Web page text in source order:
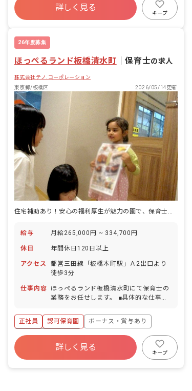
寮・住宅・家賃補助あり
社会保険完備
昇給昇進あり
詳しく見る
キープ
26年度募集
ほっぺるランド板橋清水町 ｜保育士の求人
株式会社テノ.コーポレーション
東京都/板橋区
2026/05/14更新
給与 月給265,000円 ~ 334,700円
休日 年間休日120日以上
アクセス
都営三田線「板橋本町駅」Ａ2出口より
徒歩3分
仕事内容
ほっぺるランド板橋清水町にて保育士の
業務をお任せします。 ■具体的な仕事内
帳、お知らせなどの記入（2025年に保
育・教育施設向けの業務支援ツール導
入） ・異年齢活動 ・運動や遊び、製作
活動のサポート ・午睡チェック ・保護
者対応 ・行事の計画、運営
正社員 認可保育園
ボーナス・賞与あり
年間休日120日以上
寮・住宅・家賃補助あり
社会保険完備
詳しく見る
キープ